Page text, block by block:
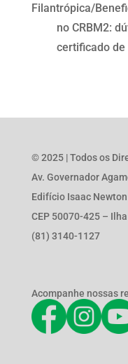
Filantrópica/
no CRBM2:
certificado
© 2025 | Todos os
Av. Governador
Edifício Isaac Newton
CEP 50070-425 –
(81) 3140-1127
Acompanhe nossas